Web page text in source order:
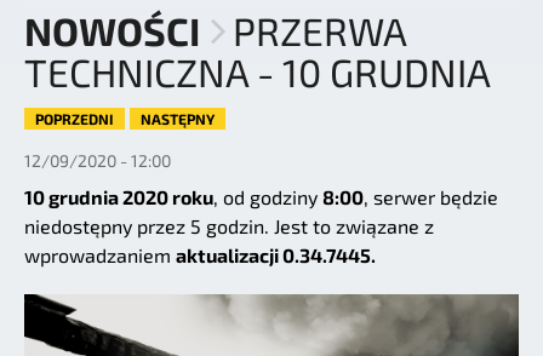
NOWOŚCI
PRZERWA
TECHNICZNA - 10 GRUDNIA
POPRZEDNI NASTĘPNY
12/09/2020 - 12:00
10 grudnia 2020 roku, od godziny 8:00, serwer będzie
niedostępny przez 5 godzin. Jest to związane z
wprowadzaniem aktualizacji 0.34.7445.